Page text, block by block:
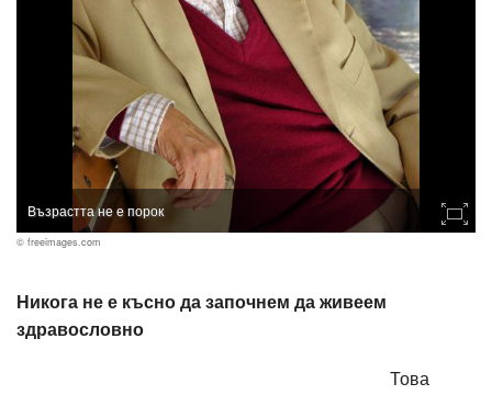
Възрастта не е порок
© freeimages.com
Никога не е късно да започнем да живеем
здравословно
Това